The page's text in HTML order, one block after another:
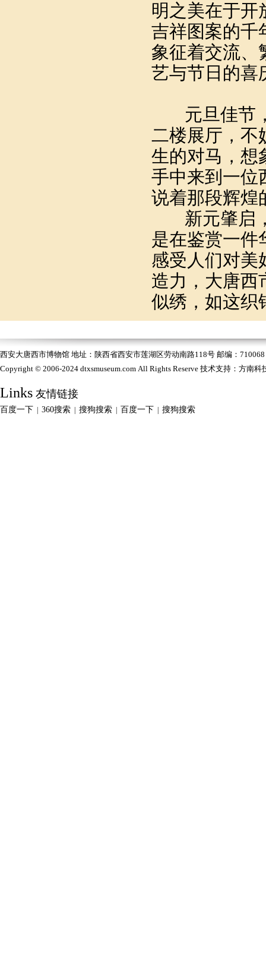
明之美在于开
吉祥图案的千
象征着交流、
艺与节日的喜
元旦佳节，
二楼展厅，不
生的对马，想
手中来到一位
说着那段辉煌
新元肇启，
是在鉴赏一件
感受人们对美
造力，大唐西
似绣，如这织
西安大唐西市博物馆 地址：陕西省西安市莲湖区劳动南路118号 邮编：
Copyright © 2006-2024 dtxsmuseum.com All Rights Reserve 技术支持： 方南科
Links 友情链接
百度一下 360搜索 搜狗搜索 百度一下 搜狗搜索